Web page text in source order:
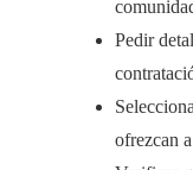
Pedir
ofrezcan